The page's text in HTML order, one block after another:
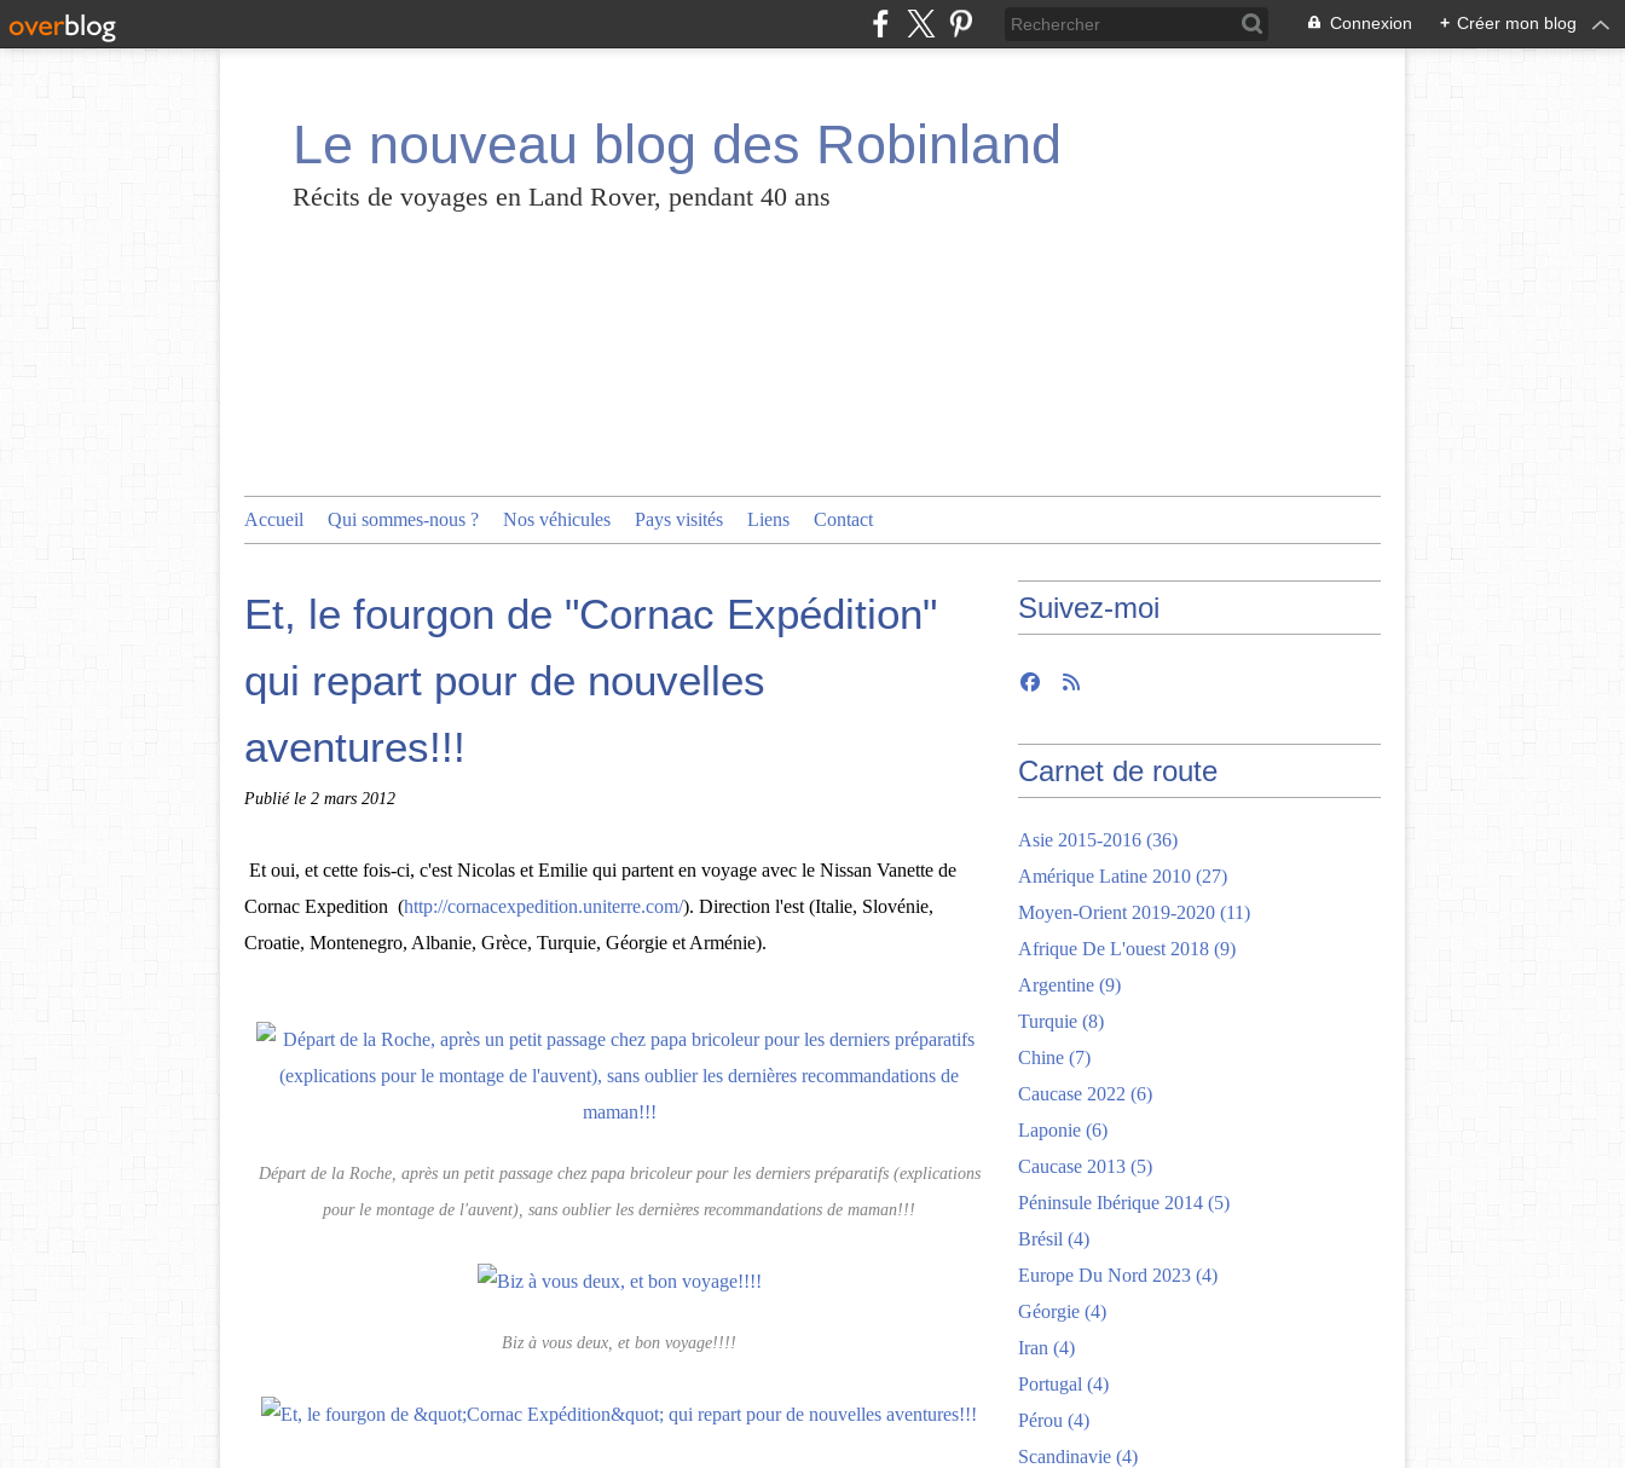
Connexion + Créer mon blog
Le nouveau blog des Robinland
Récits de voyages en Land Rover, pendant 40 ans
Accueil Qui sommes-nous ? Nos véhicules Pays visités Liens Contact
Et, le fourgon de "Cornac Expédition"
qui repart pour de nouvelles
aventures!!!
Publié le 2 mars 2012
Et oui, et cette fois-ci, c'est Nicolas et Emilie qui partent en voyage avec le Nissan Vanette de
Cornac Expedition (http://cornacexpedition.uniterre.com/). Direction l'est (Italie, Slovénie,
Croatie, Montenegro, Albanie, Grèce, Turquie, Géorgie et Arménie).
Départ de la Roche, après un petit passage chez papa bricoleur pour les derniers préparatifs (explications
pour le montage de l'auvent), sans oublier les dernières recommandations de maman!!!
Biz à vous deux, et bon voyage!!!!
Suivez-moi
Carnet de route
Asie 2015-2016 (36)
Amérique Latine 2010 (27)
Moyen-Orient 2019-2020 (11)
Afrique De L'ouest 2018 (9)
Argentine (9)
Turquie (8)
Chine (7)
Caucase 2022 (6)
Laponie (6)
Caucase 2013 (5)
Péninsule Ibérique 2014 (5)
Brésil (4)
Europe Du Nord 2023 (4)
Géorgie (4)
Iran (4)
Portugal (4)
Pérou (4)
Scandinavie (4)